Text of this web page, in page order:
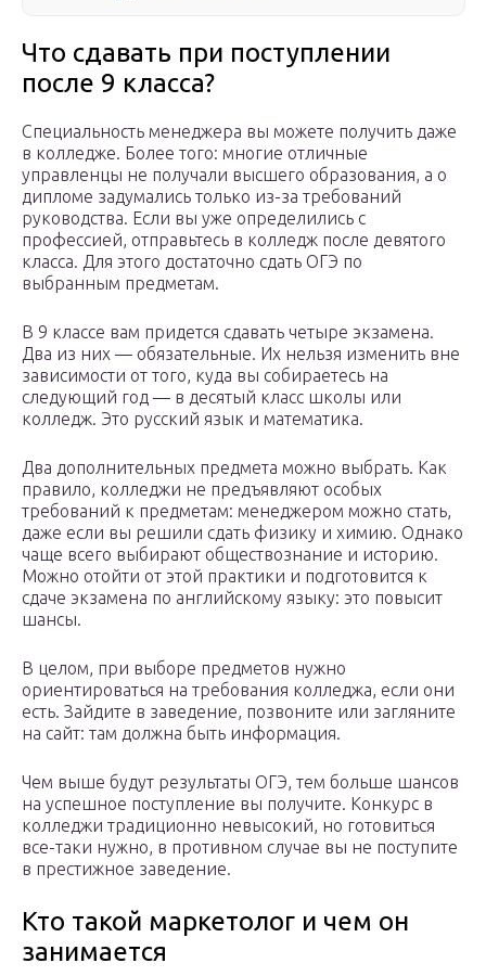
Что сдавать при поступлении
после 9 класса?
Специальность менеджера вы можете получить даже
в колледже. Более того: многие отличные
управленцы не получали высшего образования, а о
дипломе задумались только из-за требований
руководства. Если вы уже определились с
профессией, отправьтесь в колледж после девятого
класса. Для этого достаточно сдать ОГЭ по
выбранным предметам.
В 9 классе вам придется сдавать четыре экзамена.
Два из них — обязательные. Их нельзя изменить вне
зависимости от того, куда вы собираетесь на
следующий год — в десятый класс школы или
колледж. Это русский язык и математика.
Два дополнительных предмета можно выбрать. Как
правило, колледжи не предъявляют особых
требований к предметам: менеджером можно стать,
даже если вы решили сдать физику и химию. Однако
чаще всего выбирают обществознание и историю.
Можно отойти от этой практики и подготовится к
сдаче экзамена по английскому языку: это повысит
шансы.
В целом, при выборе предметов нужно
ориентироваться на требования колледжа, если они
есть. Зайдите в заведение, позвоните или загляните
на сайт: там должна быть информация.
Чем выше будут результаты ОГЭ, тем больше шансов
на успешное поступление вы получите. Конкурс в
колледжи традиционно невысокий, но готовиться
все-таки нужно, в противном случае вы не поступите
в престижное заведение.
Кто такой маркетолог и чем он
занимается